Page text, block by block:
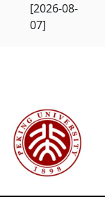
[2026-08-
07]